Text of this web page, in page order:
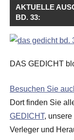
AKTUELLE
BD. 33:
DAS GEDICHT
Besuchen Sie
Dort finden Sie
GEDICHT, unsere
Verleger und